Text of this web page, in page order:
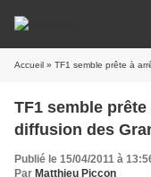
Accueil » TF1 semble prête à
TF1 semble
diffusion des
Publié le 15/04/2011 à
Par Matthieu Piccon